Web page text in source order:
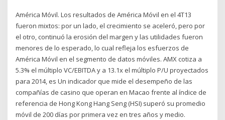
América Móvil. Los resultados de América Móvil en el 4T13
fueron mixtos: por un lado, el crecimiento se aceleró, pero por
el otro, continuó la erosión del margen y las utilidades fueron
menores de lo esperado, lo cual refleja los esfuerzos de
América Móvil en el segmento de datos móviles. AMX cotiza a
5.3% el múltiplo VC/EBITDA y a 13.1x el múltiplo P/U proyectados
para 2014, es Un indicador que mide el desempeño de las
compañías de casino que operan en Macao frente al índice de
referencia de Hong Kong Hang Seng (HSI) superó su promedio
móvil de 200 días por primera vez en tres años y medio.